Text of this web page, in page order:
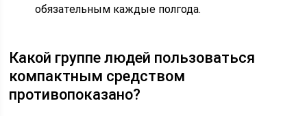
обязательным каждые полгода.
Какой группе людей пользоваться
компактным средством
противопоказано?